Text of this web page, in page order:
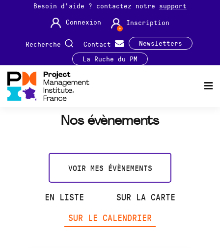
Besoin d'aide ? contactez notre support
Connexion
Inscription
Recherche Contact
Newsletters
La Ruche du PM
Nos évènements
VOIR MES ÉVÈNEMENTS
EN LISTE
SUR LA CARTE
SUR LE CALENDRIER